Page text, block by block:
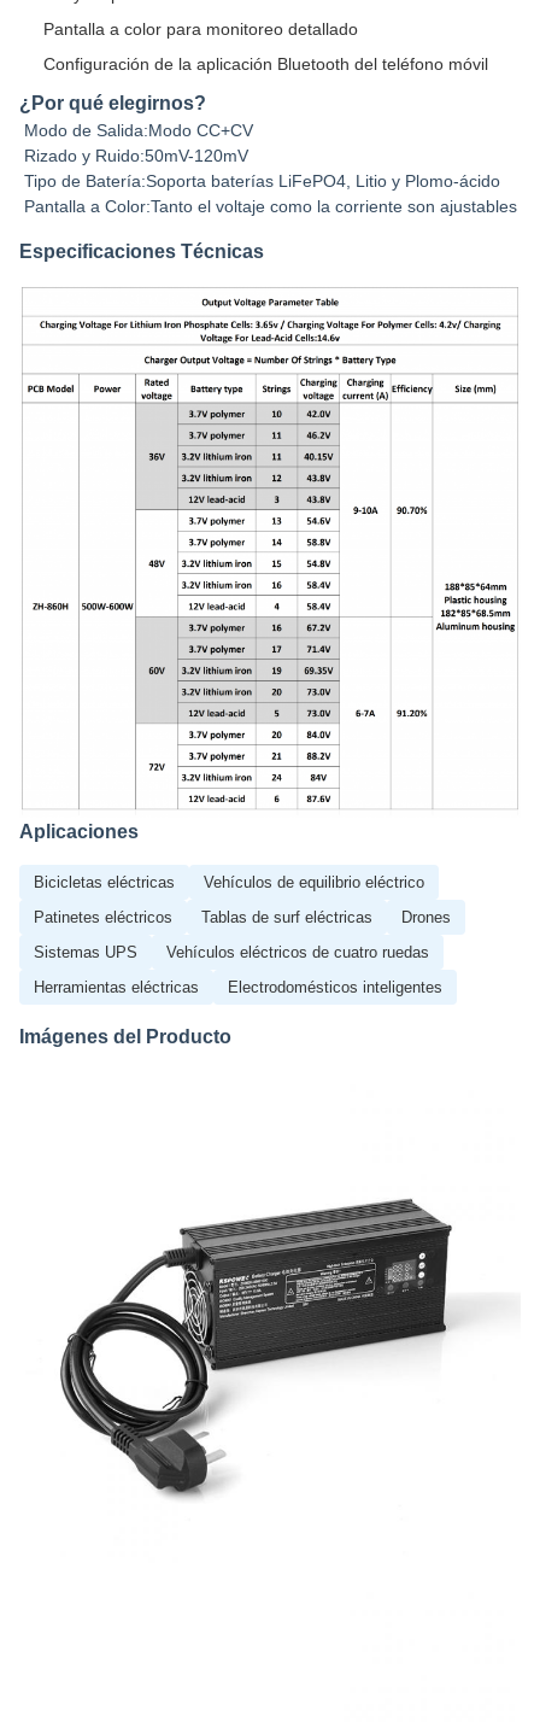
Pantalla a color para monitoreo detallado
Configuración de la aplicación Bluetooth del teléfono móvil
¿Por qué elegirnos?
Modo de Salida:Modo CC+CV
Rizado y Ruido:50mV-120mV
Tipo de Batería:Soporta baterías LiFePO4, Litio y Plomo-ácido
Pantalla a Color:Tanto el voltaje como la corriente son ajustables
Especificaciones Técnicas
Aplicaciones
Bicicletas eléctricas
Vehículos de equilibrio eléctrico
Patinetes eléctricos
Tablas de surf eléctricas
Drones
Sistemas UPS
Vehículos eléctricos de cuatro ruedas
Herramientas eléctricas
Electrodomésticos inteligentes
Imágenes del Producto